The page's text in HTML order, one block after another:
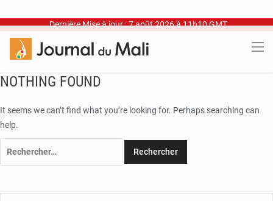
Dernière Mise à jour : 7 août 2026 à 11h10 GMT
NOTHING FOUND
It seems we can’t find what you’re looking for. Perhaps searching can
help.